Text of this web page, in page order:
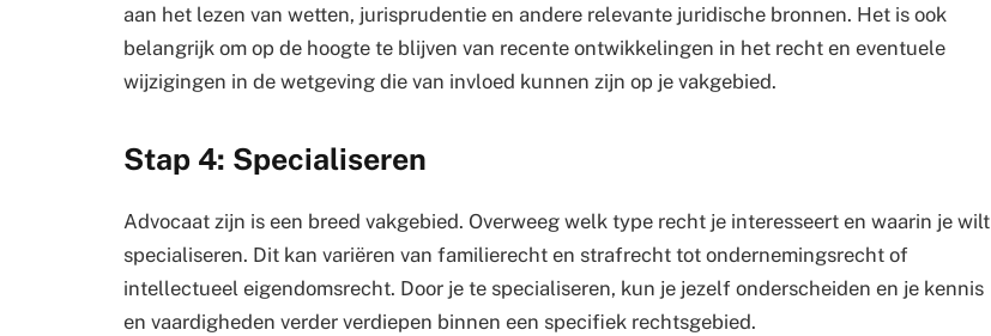
aan het lezen van wetten, jurisprudentie en andere relevante juridische bronnen. Het is ook
belangrijk om op de hoogte te blijven van recente ontwikkelingen in het recht en eventuele
wijzigingen in de wetgeving die van invloed kunnen zijn op je vakgebied.
Stap 4: Specialiseren
Advocaat zijn is een breed vakgebied. Overweeg welk type recht je interesseert en waarin je wilt
specialiseren. Dit kan variëren van familierecht en strafrecht tot ondernemingsrecht of
intellectueel eigendomsrecht. Door je te specialiseren, kun je jezelf onderscheiden en je kennis
en vaardigheden verder verdiepen binnen een specifiek rechtsgebied.